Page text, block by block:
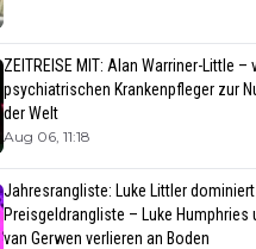
ZEITREISE MIT: Alan Warriner-Little –
psychiatrischen Krankenpfleger zur
der Welt
Aug 06, 11:18
Jahresrangliste: Luke Littler
Preisgeldrangliste – Luke Humphries
van Gerwen verlieren an Boden